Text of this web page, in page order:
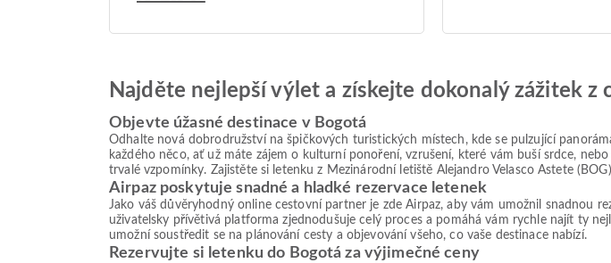
Najděte nejlepší výlet a získejte dokonalý zážitek z
Objevte úžasné destinace v Bogotá
Odhalte nová dobrodružství na špičkových turistických místech, kde se pulzující
každého něco, ať už máte zájem o kulturní ponoření, vzrušení, které vám buší srdce,
trvalé vzpomínky. Zajistěte si letenku z Mezinárodní letiště Alejandro Velasco Astete
Airpaz poskytuje snadné a hladké rezervace letenek
Jako váš důvěryhodný online cestovní partner je zde Airpaz, aby vám umožnil snadnou
uživatelsky přívětivá platforma zjednodušuje celý proces a pomáhá vám rychle najít ty
umožní soustředit se na plánování cesty a objevování všeho, co vaše destinace nabízí.
Rezervujte si letenku do Bogotá za výjimečné ceny